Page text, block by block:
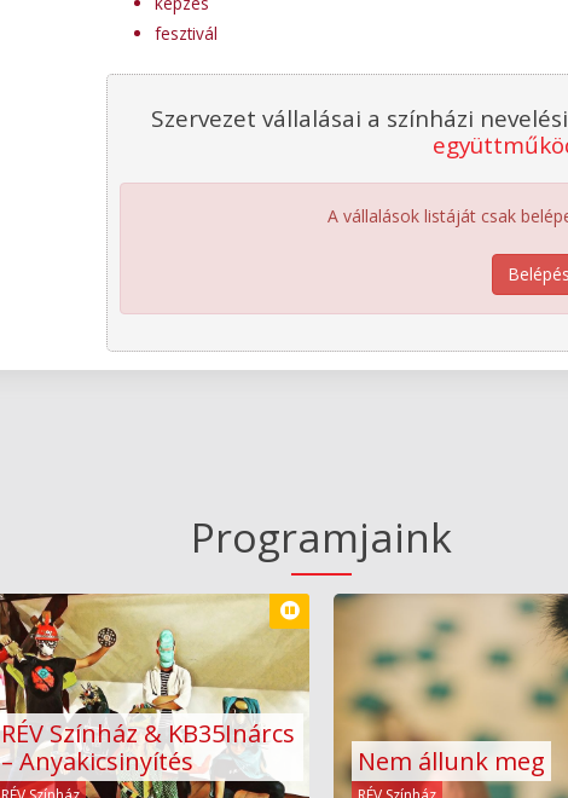
fesztivál
Szervezet vállalásai a színházi
A vállalások listáját csak
Programjaink
RÉV Színház & KB35Inárcs
– Anyakicsinyítés
Nem állunk meg